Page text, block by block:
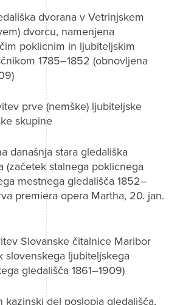
dvorana v Vetrinjskem
dvorcu, namenjena
poklicnim in ljubiteljskim
1785–1852 (obnovljena
prve (nemške) ljubiteljske
skupine
današnja stara gledališka
(začetek stalnega poklicnega
mestnega gledališča 1852–
premiera opera Martha, 20. jan.
Slovanske čitalnice Maribor
slovenskega ljubiteljskega
gledališča 1861–1909)
kazinski del poslopja gledališča,